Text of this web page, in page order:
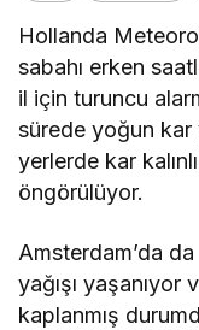
Hollanda
sabahı erken
il için turuncu
sürede yoğun kar
yerlerde kar
öngörülüyor.
Amsterdam’da
yağışı
kaplanmış